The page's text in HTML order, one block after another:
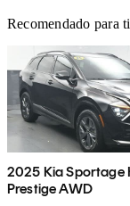
Recomendado para ti
2025 Kia Sportage
Prestige AWD